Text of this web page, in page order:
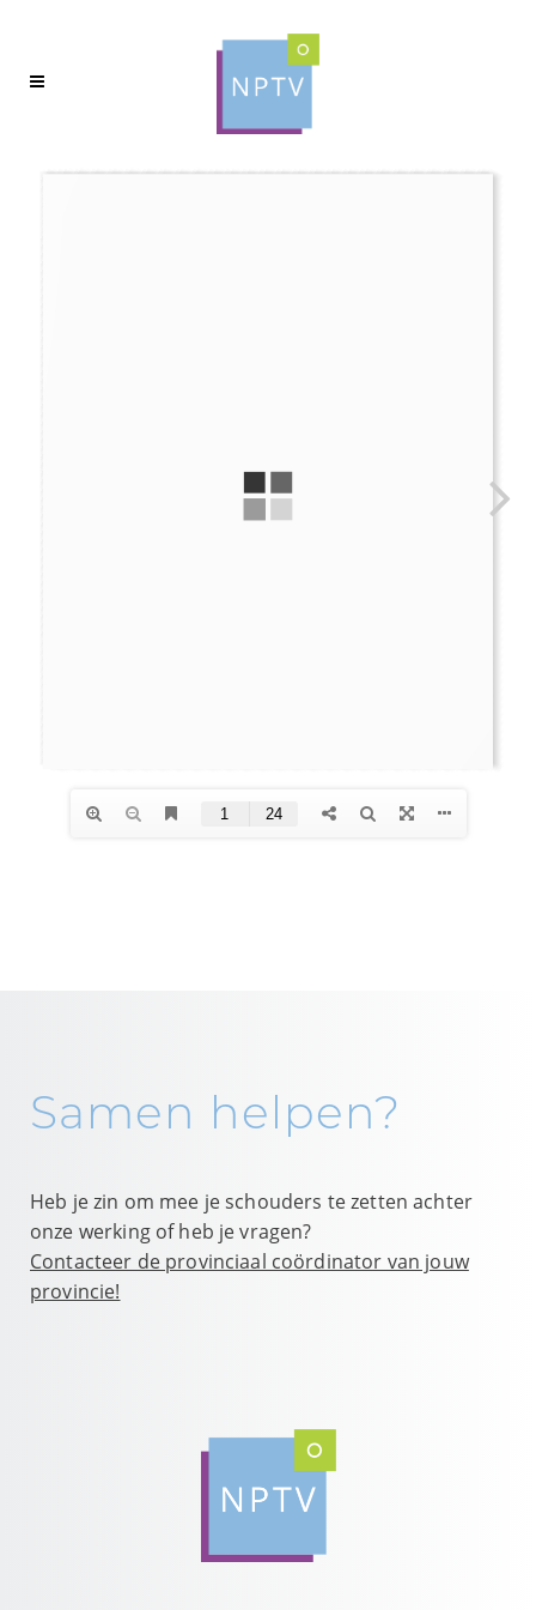
Samen helpen?
Heb je zin om mee je schouders te zetten achter
onze werking of heb je vragen?
Contacteer de provinciaal coördinator van jouw
provincie!